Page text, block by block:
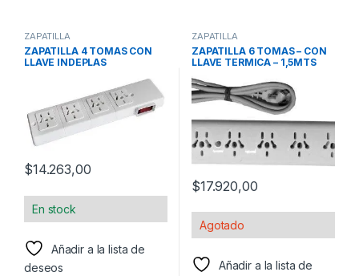
ZAPATILLA
ZAPATILLA 4 TOMAS CON
LLAVE INDEPLAS
$14.263,00
En stock
Añadir a la lista de
deseos
ZAPATILLA
ZAPATILLA 6 TOMAS – CON
LLAVE TERMICA – 1,5MTS
$17.920,00
Agotado
Añadir a la lista de